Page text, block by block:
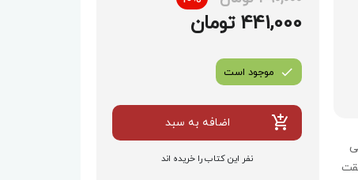
441,000 تومان
موجود است
اضافه به سبد
نفر این کتاب را خریده اند